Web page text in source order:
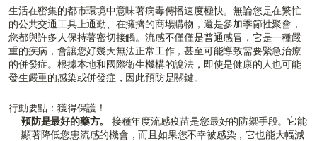
生活在密集的都市環境中意味著病毒傳播速度極快。無論您是在繁忙
的公共交通工具上通勤、在擁擠的商場購物，還是參加季節性聚會，
您都與許多人保持著密切接觸。流感不僅僅是普通感冒，它是一種嚴
重的疾病，會讓您好幾天無法正常工作，甚至可能導致需要緊急治療
的併發症。根據本地和國際衛生機構的說法，即使是健康的人也可能
發生嚴重的感染或併發症，因此預防是關鍵。
行動要點：獲得保護！
預防是最好的藥方。
接種年度流感疫苗是您最好的防禦手段。它能
顯著降低您患流感的機會，而且如果您不幸被感染，它也能大幅減